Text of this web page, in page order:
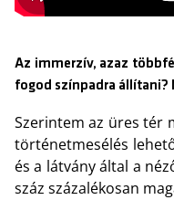
Az immerzív, azaz
fogod színpadra állítani?
Szerintem az üres tér
történetmesélés
és a látvány által a
száz százalékosan